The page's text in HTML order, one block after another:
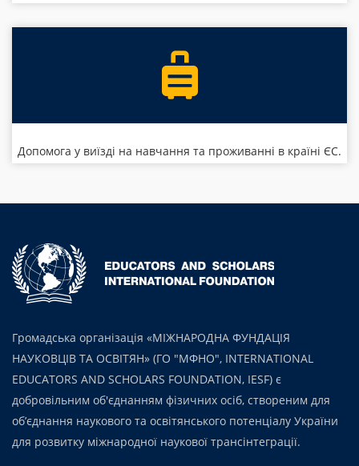
Допомога у виїзді на навчання та проживанні в країні ЄС.
Громадська організація «МІЖНАРОДНА ФУНДАЦІЯ
НАУКОВЦІВ ТА ОСВІТЯН» (ГО "МФНО", INTERNATIONAL
EDUCATORS AND SCHOLARS FOUNDATION, IESF) є
добровільним об'єднанням фізичних осіб, створеним для
об’єднання наукового та освітянського потенціалу України
для розвитку міжнародної наукової трансінтеграції.